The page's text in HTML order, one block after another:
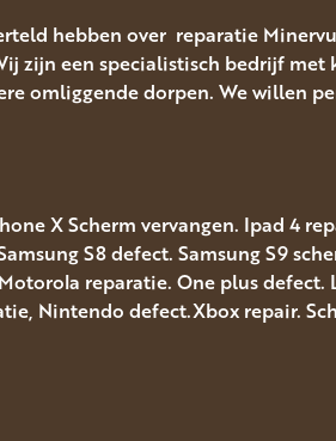
hebben over reparatie
zijn een specialistisch bedrijf met
omliggende dorpen. We willen
X Scherm vervangen. Ipad 4
S8 defect. Samsung S9
reparatie. One plus
Nintendo defect.Xbox repair.